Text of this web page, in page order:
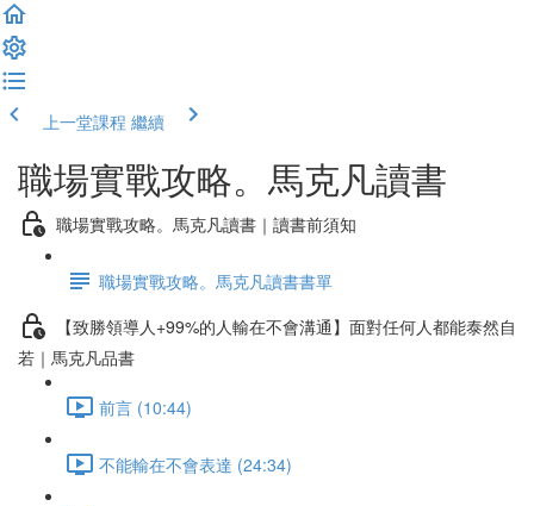
上一堂課程 繼續
職場實戰攻略。馬克凡讀書
職場實戰攻略。馬克凡讀書｜讀書前須知
職場實戰攻略。馬克凡讀書書單
【致勝領導人+99%的人輸在不會溝通】面對任何人都能泰然自
若｜馬克凡品書
前言 (10:44)
不能輸在不會表達 (24:34)